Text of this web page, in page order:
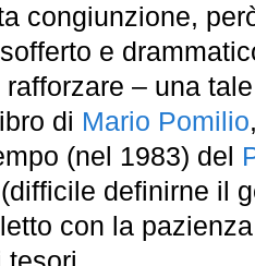
congiunzione,
e
– una
di Mario Pomilio
(nel 1983) del
definirne il
con la